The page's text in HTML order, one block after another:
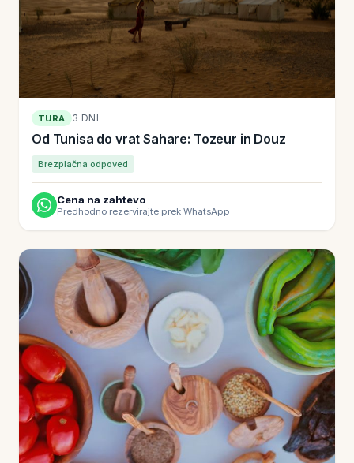
TURA 3 DNI
Od Tunisa do vrat Sahare: Tozeur in Douz
Brezplačna odpoved
Cena na zahtevo
Predhodno rezervirajte prek WhatsApp